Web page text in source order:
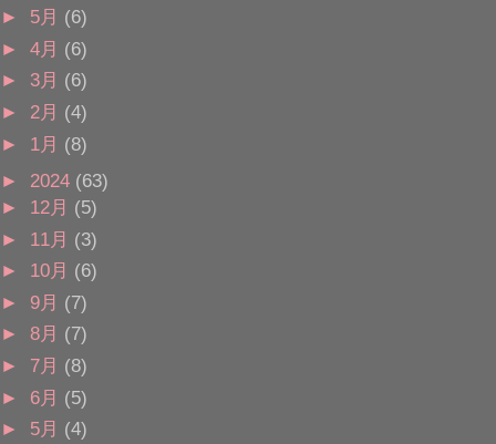
► 5月 (6)
► 4月 (6)
► 3月 (6)
► 2月 (4)
► 1月 (8)
► 2024 (63)
► 12月 (5)
► 11月 (3)
► 10月 (6)
► 9月 (7)
► 8月 (7)
► 7月 (8)
► 6月 (5)
► 5月 (4)